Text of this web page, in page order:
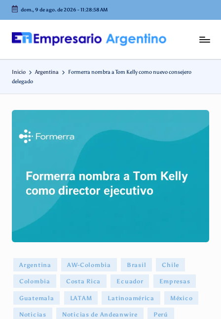
Saltar
contenido
dom., 9 de ago. de 2026 -11:28:59 AM
E
m
p
r
e
g
e
n
ti
n
o
en
Argentina
Inicio Argentina
Formerra nombra a Tom Kelly como nuevo consejero
delegado
Publicado
en
Argentina AW-Colombia Brasil Chile
Colombia Costa Rica Ecuador Empresas
Guatemala LATAM Latinoamérica México
Noticias Noticias de Andeanwire Perú